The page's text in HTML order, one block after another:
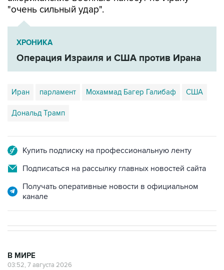
"очень сильный удар".
ХРОНИКА
Операция Израиля и США против Ирана
Иран парламент Мохаммад Багер Галибаф США
Дональд Трамп
Купить подписку на профессиональную ленту
Подписаться на рассылку главных новостей сайта
Получать оперативные новости в официальном
канале
В МИРЕ
03:52, 7 августа 2026